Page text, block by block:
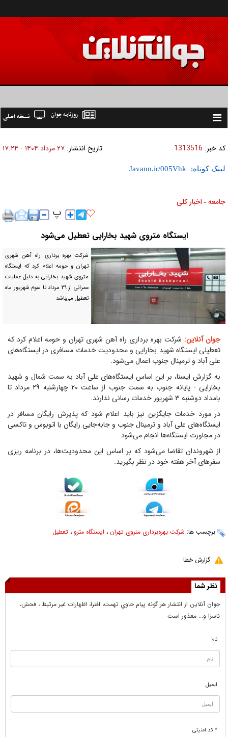
Toggle
نسخه اصلی روزنامه جوان
کد خبر: 1313516 تاریخ انتشار: ۲۷ مرداد ۱۴۰۴ - ۱۷:۲۴
لینک کوتاه:
جامعه » اخبار كلی
ایستگاه متروی شهید بخارایی تعطیل می‌شود
شرکت بهره برداری راه آهن شهری
تهران و حومه اعلام کرد که ایستگاه
متروی شهید بخارایی به دلیل عملیات
عمرانی از ۲۹ مرداد تا سوم شهریور ماه
تعطیل می‌باشد.
جوان آنلاین: شرکت بهره برداری راه آهن شهری تهران و حومه اعلام کرد که
تعطیلی ایستگاه شهید بخارایی و محدودیت خدمات مسافری در ایستگاه‌های
علی آباد و ترمینال جنوب اعمال می‌شود.
به گزارش ایسنا، بر این اساس ایستگاه‌های علی آباد به سمت شمال و شهید
بخارایی - پایانه جنوب به سمت جنوب از ساعت ۲۰ چهارشنبه ۲۹ مرداد تا
بامداد دوشنبه ۳ شهریور خدمات رسانی ندارند.
در مورد خدمات جایگزین نیز باید اعلام شود که پذیرش رایگان مسافر در
ایستگاه‌های علی آباد و ترمینال جنوب و جابه‌جایی رایگان با اتوبوس و تاکسی
در مجاورت ایستگاه‌ها انجام می‌شود.
از شهروندان تقاضا می‌شود که بر اساس این محدودیت‌ها، در برنامه ریزی
سفر‌های آخر هفته خود در نظر بگیرید.
برچسب ها: شرکت بهره‌برداری متروی تهران ، ایستگاه مترو ، تعطیل
گزارش خطا
نظر شما
جوان آنلاين از انتشار هر گونه پيام حاوي تهمت، افترا، اظهارات غير مرتبط ، فحش،
ناسزا و... معذور است
نام
ایمیل
* کد امنیتی